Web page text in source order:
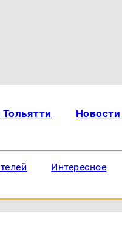
Интересное